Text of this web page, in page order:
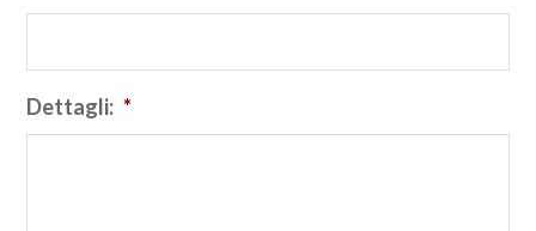
Dettagli: *